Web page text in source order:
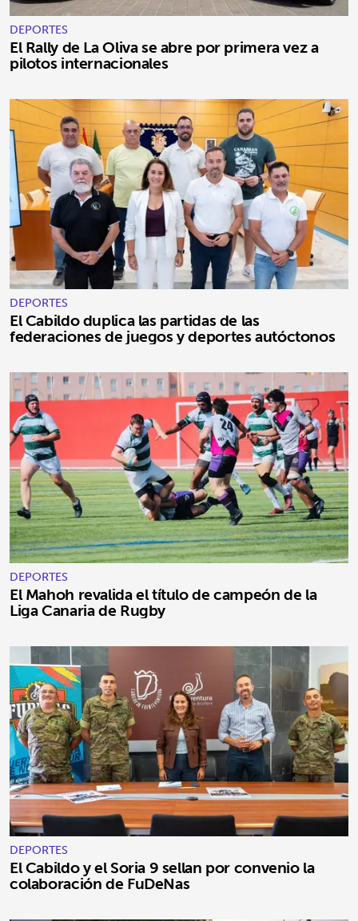
DEPORTES
El Rally de La Oliva se abre por primera vez a
pilotos internacionales
DEPORTES
El Cabildo duplica las partidas de las
federaciones de juegos y deportes autóctonos
DEPORTES
El Mahoh revalida el título de campeón de la
Liga Canaria de Rugby
DEPORTES
El Cabildo y el Soria 9 sellan por convenio la
colaboración de FuDeNas